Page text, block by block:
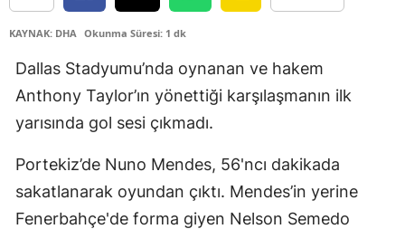
Diyarbakır
Edirne
Erzincan
Erzurum
KAYNAK: DHA Okunma Süresi: 1 dk
Dallas Stadyumu’nda oynanan ve hakem
Anthony Taylor’ın yönettiği karşılaşmanın ilk
yarısında gol sesi çıkmadı.
Portekiz’de Nuno Mendes, 56'ncı dakikada
sakatlanarak oyundan çıktı. Mendes’in yerine
Fenerbahçe'de forma giyen Nelson Semedo